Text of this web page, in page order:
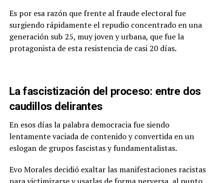
Es por esa razón que frente al fraude electoral fue
surgiendo rápidamente el repudio concentrado en una
generación sub 25, muy joven y urbana, que fue la
protagonista de esta resistencia de casi 20 días.
La fascistización del proceso: entre dos
caudillos delirantes
En esos días la palabra democracia fue siendo
lentamente vaciada de contenido y convertida en un
eslogan de grupos fascistas y fundamentalistas.
Evo Morales decidió exaltar las manifestaciones racistas